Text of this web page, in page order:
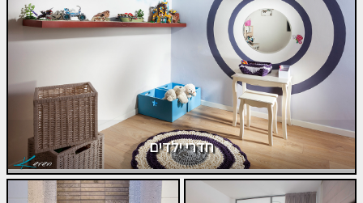
חדרי ילדים